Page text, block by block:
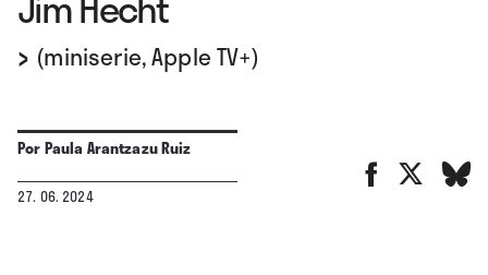
› (miniserie, Apple TV+)
PorPaula Arantzazu Ruiz
27. 06. 2024